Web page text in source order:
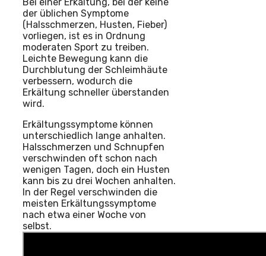
der üblichen Symptome
(Halsschmerzen, Husten, Fieber)
vorliegen, ist es in Ordnung
moderaten Sport zu treiben.
Leichte Bewegung kann die
Durchblutung der Schleimhäute
verbessern, wodurch die
Erkältung schneller überstanden
wird.
Erkältungssymptome können
unterschiedlich lange anhalten.
Halsschmerzen und Schnupfen
verschwinden oft schon nach
wenigen Tagen, doch ein Husten
kann bis zu drei Wochen anhalten.
In der Regel verschwinden die
meisten Erkältungssymptome
nach etwa einer Woche von
selbst.